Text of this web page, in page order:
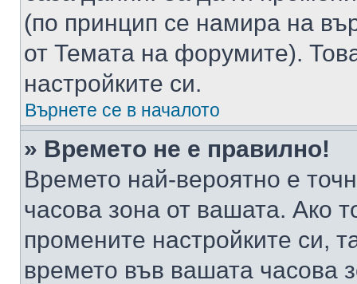
(по принцип се намира на
от Темата на форумите).
настройките си.
Върнете се в началото
» Времето не е правилно!
Времето най-вероятно е
часова зона от вашата. Ако
промените настройките си,
времето във вашата